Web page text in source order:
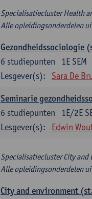
Specialisatiecluster Health
Alle opleidingsonderdelen
Gezondheidssociologie
1E SEM
6 studiepunten
Lesgever(s):
Sara De
Seminarie
1E/2E
6 studiepunten
Lesgever(s):
Edwin
Specialisatiecluster City and
Alle opleidingsonderdelen
City and environment